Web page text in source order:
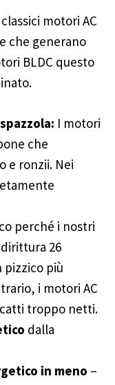
classici motori AC
che generano
BLDC questo
I motori
che
e ronzii. Nei
perché i nostri
26
pizzico più
i motori AC
troppo netti.
dalla
in meno –